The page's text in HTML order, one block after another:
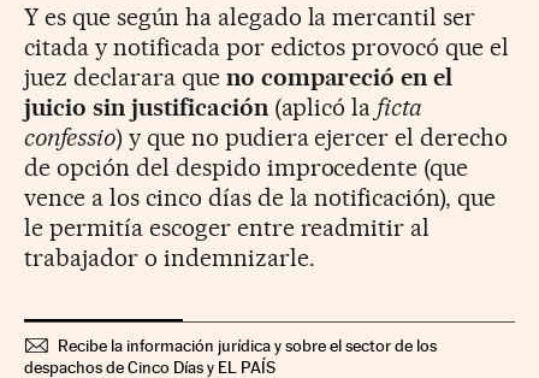
Y es que según ha alegado la mercantil ser
citada y notificada por edictos provocó que el
juez declarara que no compareció en el
juicio sin justificación(aplicó la ficta
confessio) y que no pudiera ejercer el derecho
de opción del despido improcedente (que
vence a los cinco días de la notificación), que
le permitía escoger entre readmitir al
trabajador o indemnizarle.
Recibe la información jurídica y sobre el sector de los
despachos de Cinco Días y EL PAÍS